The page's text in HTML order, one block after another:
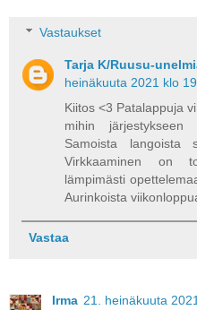
Vastaukset
Tarja K/Ruusu-
heinäkuuta 2021 klo
Kiitos <3 Patalappuja
mihin
Samoista langoista
Virkkaaminen on
lämpimästi
Aurinkoista
Vastaa
Irma 21. heinäkuuta